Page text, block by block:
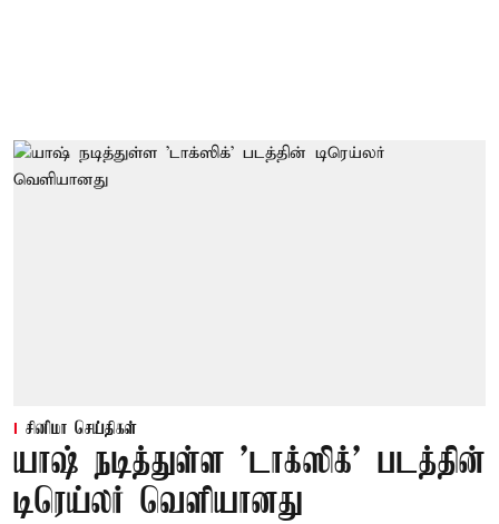
சினிமா செய்திகள்
யாஷ் நடித்துள்ள 'டாக்‌ஸிக்' படத்தின்
டிரெய்லர் வெளியானது